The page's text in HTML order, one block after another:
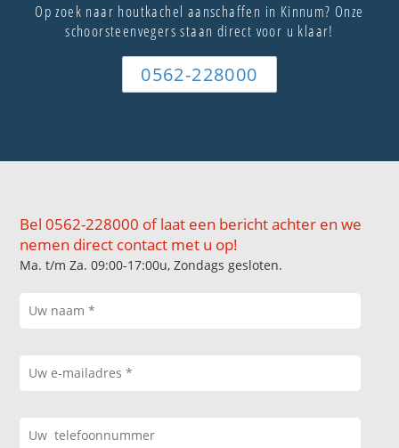
Op zoek naar houtkachel aanschaffen in Kinnum? Onze
schoorsteenvegers staan direct voor u klaar!
0562-228000
Bel 0562-228000 of laat een bericht achter en we
nemen direct contact met u op!
Ma. t/m Za. 09:00-17:00u, Zondags gesloten.